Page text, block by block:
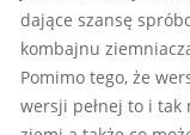
dające szansę
kombajnu
Pomimo tego, że
wersji pełnej to i tak